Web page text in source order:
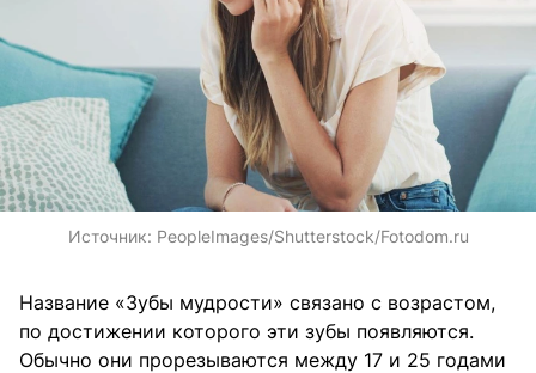
Источник: PeopleImages/Shutterstock/Fotodom.ru
Название «Зубы мудрости» связано с возрастом,
по достижении которого эти зубы появляются.
Обычно они прорезываются между 17 и 25 годами